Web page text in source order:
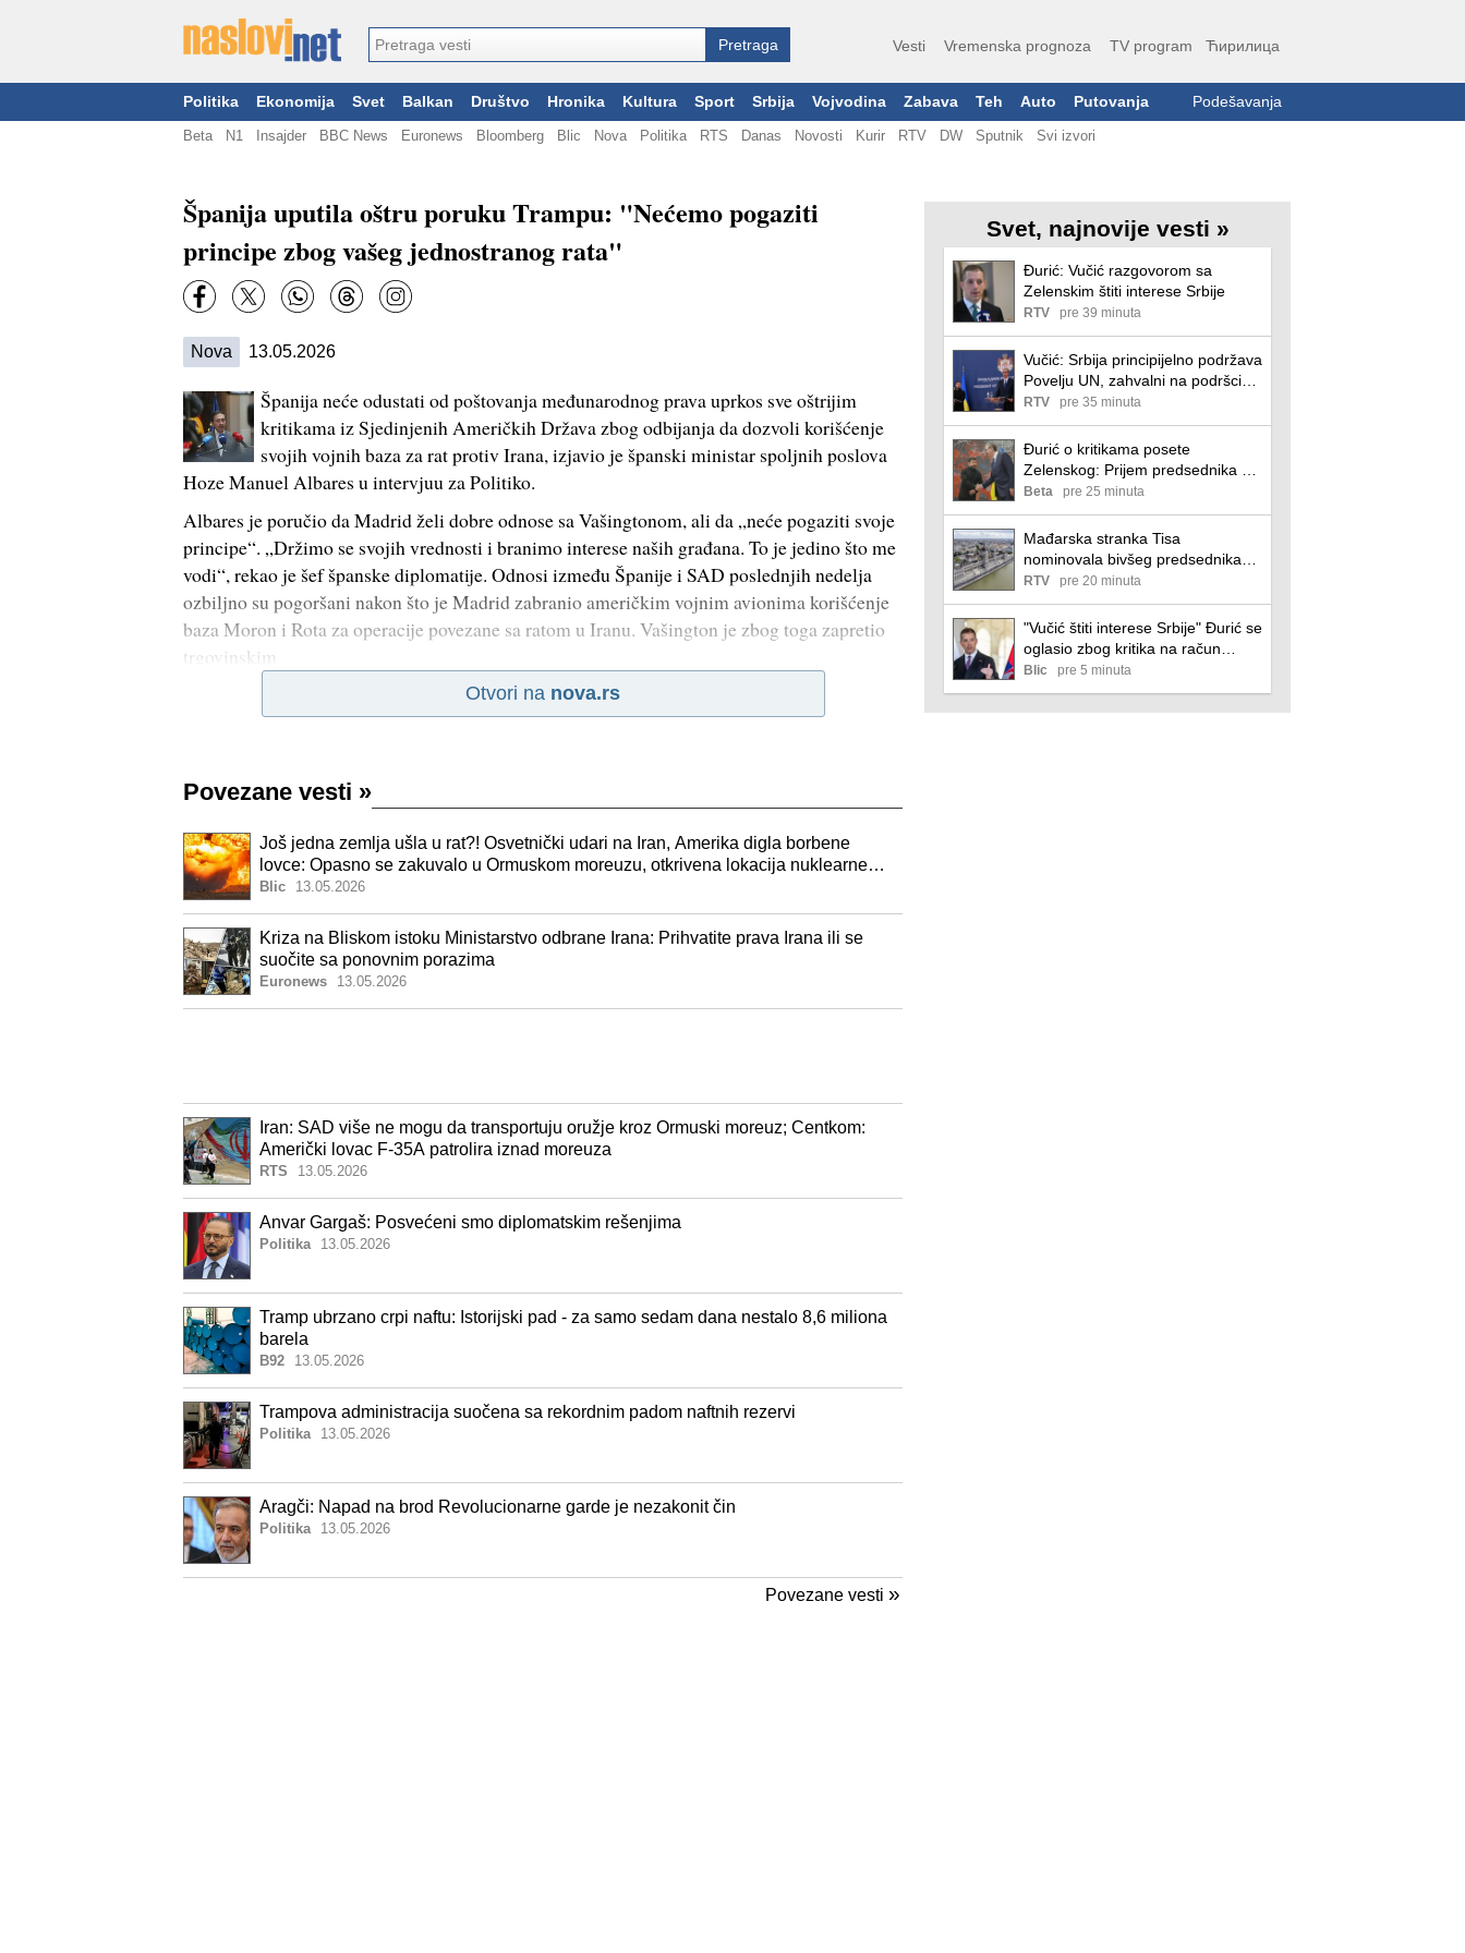
Vesti Vremenska prognoza TV program Ћирилица
Politika Ekonomija Svet Balkan Društvo Hronika Kultura Sport Srbija Vojvodina Zabava Teh Auto Putovanja Podešavanja
Beta N1 Insajder BBC News Euronews Bloomberg Blic Nova Politika RTS Danas Novosti Kurir RTV DW Sputnik Svi izvori
Španija uputila oštru poruku Trampu: "Nećemo pogaziti
principe zbog vašeg jednostranog rata"
Nova 13.05.2026
Španija neće odustati od poštovanja međunarodnog prava uprkos sve oštrijim
kritikama iz Sjedinjenih Američkih Država zbog odbijanja da dozvoli korišćenje
svojih vojnih baza za rat protiv Irana, izjavio je španski ministar spoljnih poslova
Hoze Manuel Albares u intervjuu za Politiko.
Albares je poručio da Madrid želi dobre odnose sa Vašingtonom, ali da „neće pogaziti svoje
principe“. „Držimo se svojih vrednosti i branimo interese naših građana. To je jedino što me
vodi“, rekao je šef španske diplomatije. Odnosi između Španije i SAD poslednjih nedelja
ozbiljno su pogoršani nakon što je Madrid zabranio američkim vojnim avionima korišćenje
baza Moron i Rota za operacije povezane sa ratom u Iranu. Vašington je zbog toga zapretio
trgovinskim
Otvori na nova.rs
Povezane vesti »
Još jedna zemlja ušla u rat?! Osvetnički udari na Iran, Amerika digla borbene
lovce: Opasno se zakuvalo u Ormuskom moreuzu, otkrivena lokacija nuklearne
podmornice (foto, video)
Blic 13.05.2026
Kriza na Bliskom istoku Ministarstvo odbrane Irana: Prihvatite prava Irana ili se
suočite sa ponovnim porazima
Euronews 13.05.2026
Iran: SAD više ne mogu da transportuju oružje kroz Ormuski moreuz; Centkom:
Američki lovac F-35A patrolira iznad moreuza
RTS 13.05.2026
Anvar Gargaš: Posvećeni smo diplomatskim rešenjima
Politika 13.05.2026
Tramp ubrzano crpi naftu: Istorijski pad - za samo sedam dana nestalo 8,6 miliona
barela
B92 13.05.2026
Trampova administracija suočena sa rekordnim padom naftnih rezervi
Politika 13.05.2026
Aragči: Napad na brod Revolucionarne garde je nezakonit čin
Politika 13.05.2026
Povezane vesti »
Svet, najnovije vesti »
Đurić: Vučić razgovorom sa
Zelenskim štiti interese Srbije
RTV pre 39 minuta
Vučić: Srbija principijelno podržava
Povelju UN, zahvalni na podršci
suverenitetu; Zelenski: Veoma
cenimo podršku ukrajinskom
narodu
RTV pre 35 minuta
Đurić o kritikama posete
Zelenskog: Prijem predsednika ne
znači odricanje od sopstvenih
stavova
Beta pre 25 minuta
Mađarska stranka Tisa
nominovala bivšeg predsednika
Vrhovnog suda za predsednika
RTV pre 20 minuta
"Vučić štiti interese Srbije" Đurić se
oglasio zbog kritika na račun
predsednika zbog sastanka sa
Zelenskim: "To je licemerno i
oportunistički"
Blic pre 5 minuta